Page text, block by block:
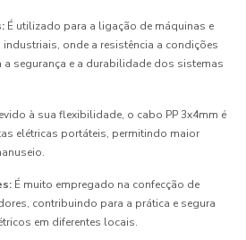
É utilizado para a ligação de máquinas e
onde a resistência a condições
a segurança e a durabilidade dos sistemas
à sua flexibilidade, o cabo PP 3x4mm é
elétricas portáteis, permitindo maior
É muito empregado na confecção de
contribuindo para a prática e segura
em diferentes locais.